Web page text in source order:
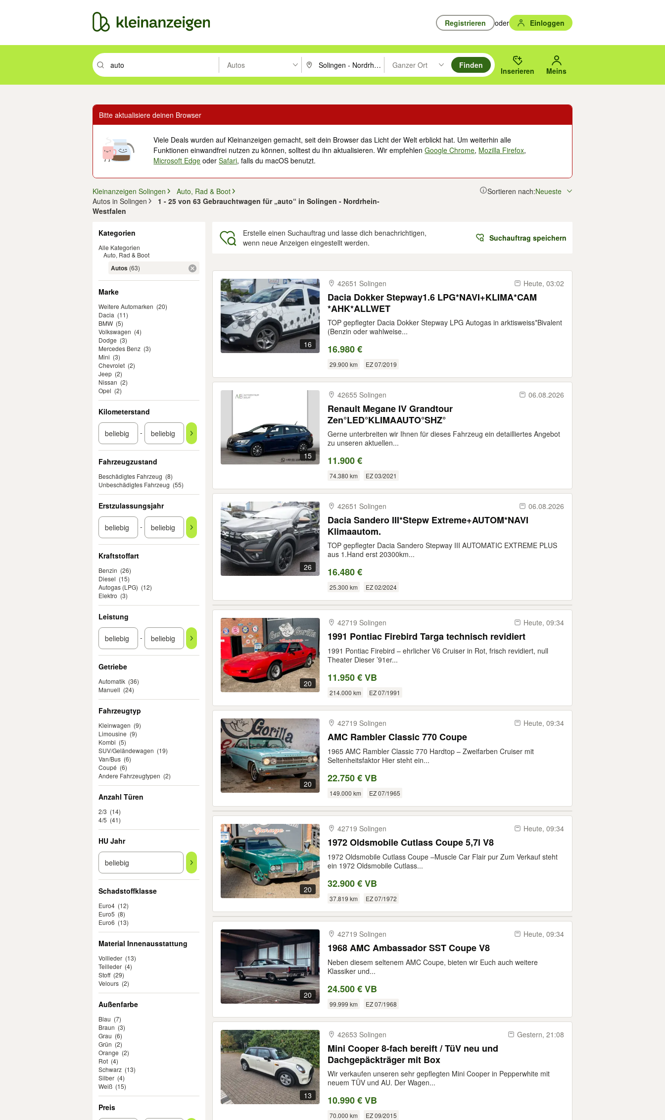
Registrieren oder Einloggen
Suchbegriff eingeben. Eingabetaste drücken um zu suchen, oder Vorschläge mit den Pfeiltasten nach oben/unten durchsuchen und mit Eingabetaste auswählen.
Autos PLZ oder Ort eingeben. Eingabetaste drücken um zu suchen, oder Vorschläge mit den Pfeiltasten nach oben/
Ganzer Ort
Suche im Umkreis des gewählten Orts oder PLZ.
Finden
Inserieren Meins
Bitte aktualisiere deinen Browser
Viele Deals wurden auf Kleinanzeigen gemacht, seit dein Browser das Licht der Welt erblickt hat. Um weiterhin alle
Funktionen einwandfrei nutzen zu können, solltest du ihn aktualisieren. Wir empfehlenGoogle Chrome, Mozilla Firefox,
Microsoft Edge oderSafari, falls du macOS benutzt.
Kleinanzeigen Solingen
Auto, Rad & Boot
Autos in Solingen
1 - 25 von 63 Gebrauchtwagen für „auto“ in Solingen - Nordrhein-
Westfalen
Sortieren nach:Neueste
Kategorien
Alle Kategorien
Auto, Rad & Boot
Autos (63)
Marke
Weitere Automarken (20)
Dacia (11)
BMW (5)
Volkswagen (4)
Dodge (3)
Mercedes Benz (3)
Mini (3)
Chevrolet (2)
Jeep (2)
Nissan (2)
Opel (2)
Kilometerstand
-
Fahrzeugzustand
Beschädigtes Fahrzeug (8)
Unbeschädigtes Fahrzeug (55)
Erstzulassungsjahr
-
Kraftstoffart
Benzin (26)
Diesel (15)
Autogas (LPG) (12)
Elektro (3)
Leistung
-
Getriebe
Automatik (36)
Manuell (24)
Fahrzeugtyp
Kleinwagen (9)
Limousine (9)
Kombi (5)
SUV/Geländewagen (19)
Van/Bus (6)
Coupé (6)
Andere Fahrzeugtypen (2)
Anzahl Türen
2/3 (14)
4/5 (41)
HU Jahr
Schadstoffklasse
Euro4 (12)
Euro5 (8)
Euro6 (13)
Material Innenausstattung
Vollleder (13)
Teilleder (4)
Stoff (29)
Velours (2)
Außenfarbe
Blau (7)
Braun (3)
Grau (6)
Grün (2)
Orange (2)
Rot (4)
Schwarz (13)
Silber (4)
Weiß (15)
Preis
Erstelle einen Suchauftrag und lasse dich benachrichtigen,
wenn neue Anzeigen eingestellt werden.
Suchauftrag speichern
16
42651 Solingen Heute, 03:02
Dacia Dokker Stepway1.6 LPG*NAVI+KLIMA*CAM
*AHK*ALLWET
TOP gepflegter Dacia Dokker Stepway LPG Autogas in arktisweiss*Bivalent
(Benzin oder wahlweise...
16.980 €
29.900 km EZ 07/2019
15
42655 Solingen 06.08.2026
Renault Megane IV Grandtour
Zen°LED°KLIMAAUTO°SHZ°
Gerne unterbreiten wir Ihnen für dieses Fahrzeug ein detailliertes Angebot
zu unseren aktuellen...
11.900 €
74.380 km EZ 03/2021
26
42651 Solingen 06.08.2026
Dacia Sandero III*Stepw Extreme+AUTOM*NAVI
Klimaautom.
TOP gepflegter Dacia Sandero Stepway III AUTOMATIC EXTREME PLUS
aus 1.Hand erst 20300km...
16.480 €
25.300 km EZ 02/2024
20
42719 Solingen Heute, 09:34
1991 Pontiac Firebird Targa technisch revidiert
1991 Pontiac Firebird – ehrlicher V6 Cruiser in Rot, frisch revidiert, null
Theater Dieser ’91er...
11.950 € VB
214.000 km EZ 07/1991
20
42719 Solingen Heute, 09:34
AMC Rambler Classic 770 Coupe
1965 AMC Rambler Classic 770 Hardtop – Zweifarben Cruiser mit
Seltenheitsfaktor Hier steht ein...
22.750 € VB
149.000 km EZ 07/1965
20
42719 Solingen Heute, 09:34
1972 Oldsmobile Cutlass Coupe 5,7l V8
1972 Oldsmobile Cutlass Coupe –Muscle Car Flair pur Zum Verkauf steht
ein 1972 Oldsmobile Cutlass...
32.900 € VB
37.819 km EZ 07/1972
20
42719 Solingen Heute, 09:34
1968 AMC Ambassador SST Coupe V8
Neben diesem seltenem AMC Coupe, bieten wir Euch auch weitere
Klassiker und...
24.500 € VB
99.999 km EZ 07/1968
13
42653 Solingen Gestern, 21:08
Mini Cooper 8-fach bereift / TüV neu und
Dachgepäckträger mit Box
Wir verkaufen unseren sehr gepflegten Mini Cooper in Pepperwhite mit
neuem TÜV und AU. Der Wagen...
10.990 € VB
70.000 km EZ 09/2015